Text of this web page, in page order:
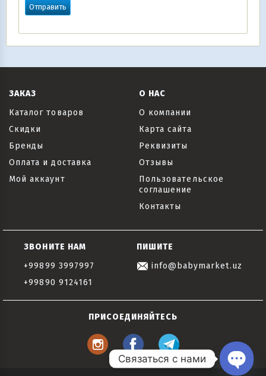
ЗАКАЗ
Каталог товаров
Скидки
Бренды
Оплата и доставка
Мой аккаунт
О НАС
О компании
Карта сайта
Реквизиты
Отзывы
Пользовательское
соглашение
Контакты
ЗВОНИТЕ НАМ
+99899 3997997
+99890 9124161
ПИШИТЕ
info@babymarket.uz
ПРИСОЕДИНЯЙТЕСЬ
Связаться с нами